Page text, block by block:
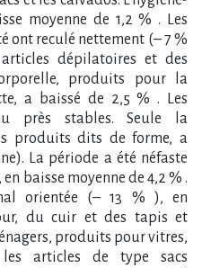
moyenne de 1,2 % . Les
ont reculé nettement (– 7 %
dépilatoires et des
produits pour la
a baissé de 2,5 % . Les
près stables. Seule la
produits dits de forme, a
La période a été néfaste
baisse moyenne de 4,2 % .
orientée (– 13 % ), en
du cuir et des tapis et
produits pour vitres,
articles de type sacs